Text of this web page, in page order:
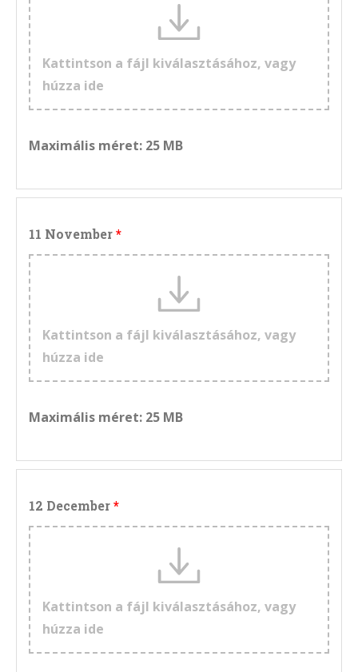
Kattintson a fájl kiválasztásához, vagy
húzza ide
Maximális méret: 25 MB
11 November
Kattintson a fájl kiválasztásához, vagy
húzza ide
Maximális méret: 25 MB
12 December
Kattintson a fájl kiválasztásához, vagy
húzza ide